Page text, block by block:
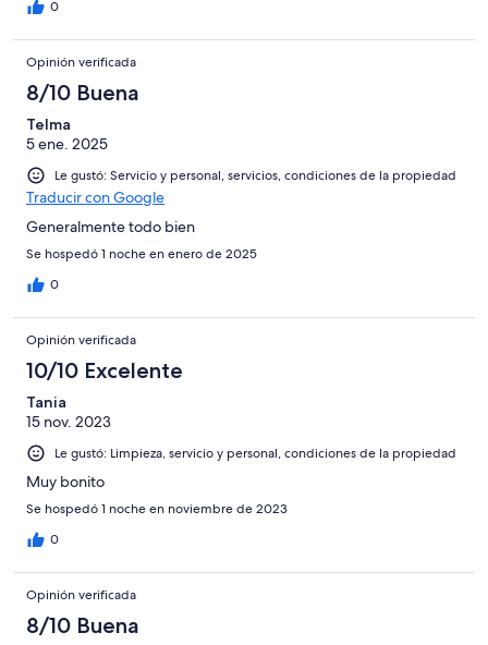
0
Opinión verificada
8/10 Buena
Telma
5 ene. 2025
Le gustó: Servicio y personal, servicios, condiciones de la propiedad
Traducir con Google
Generalmente todo bien
Se hospedó 1 noche en enero de 2025
0
Opinión verificada
10/10 Excelente
Tania
15 nov. 2023
Le gustó: Limpieza, servicio y personal, condiciones de la propiedad
Muy bonito
Se hospedó 1 noche en noviembre de 2023
0
Opinión verificada
8/10 Buena